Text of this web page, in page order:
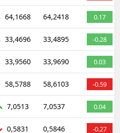
Kastamonu
Kayseri
Kırşehir
Kocaeli
Konya
Kütahya
64,1668 64,2418 0.17
33,4696 33,4895 -0.28
33,9560 33,9690 0.03
58,5788 58,6103 -0.59
7,0513 7,0537 0.04
0,5831 0,5846 -0.27